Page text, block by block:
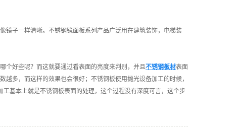
镜子一样清晰。不锈钢镜面板系列产品广泛用在建筑装饰，电梯装
个好些呢？而这就要通过看表面的亮度来判别，并且不锈钢板材表面
多，而这样的效果也会很好；不锈钢板使用抛光设备加工的时候，
基本上就是不锈钢板表面的处理，这个过程没有深度可言，这个步